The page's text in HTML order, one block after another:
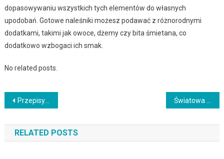
dopasowywaniu wszystkich tych elementów do własnych
upodobań. Gotowe naleśniki możesz podawać z różnorodnymi
dodatkami, takimi jak owoce, dżemy czy bita śmietana, co
dodatkowo wzbogaci ich smak.
No related posts.
Nawigacja
wpisu
Przepisy na dania na słodko – jak zaspokoić apetyt na deser
RELATED POSTS